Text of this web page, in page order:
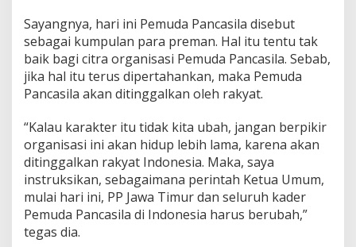
Sayangnya, hari ini Pemuda Pancasila disebut
sebagai kumpulan para preman. Hal itu tentu tak
baik bagi citra organisasi Pemuda Pancasila. Sebab,
jika hal itu terus dipertahankan, maka Pemuda
Pancasila akan ditinggalkan oleh rakyat.
“Kalau karakter itu tidak kita ubah, jangan berpikir
organisasi ini akan hidup lebih lama, karena akan
ditinggalkan rakyat Indonesia. Maka, saya
instruksikan, sebagaimana perintah Ketua Umum,
mulai hari ini, PP Jawa Timur dan seluruh kader
Pemuda Pancasila di Indonesia harus berubah,”
tegas dia.